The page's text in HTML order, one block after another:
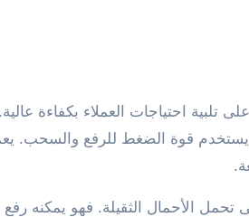
تلبية احتياجات العملاء بكفاءة عالية.
يستخدم قوة الضغط للرفع والسحب.
تحمل الأحمال الثقيلة. فهو يمكنه